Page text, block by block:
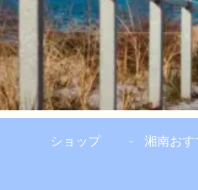
ショップ 湘南おす